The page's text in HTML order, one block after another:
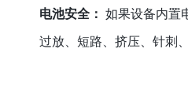
电池安全： 如果设备内置
过放、短路、挤压、针刺